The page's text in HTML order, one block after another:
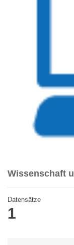
Wissenschaft
Datensätze
1